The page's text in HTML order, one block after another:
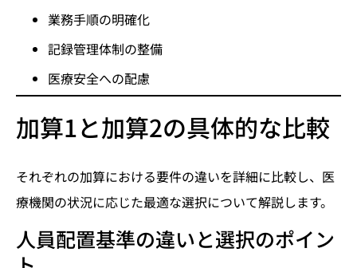
業務手順の明確化
記録管理体制の整備
医療安全への配慮
加算1と加算2の具体的な比較
それぞれの加算における要件の違いを詳細に比較し、医
療機関の状況に応じた最適な選択について解説します。
人員配置基準の違いと選択のポイン